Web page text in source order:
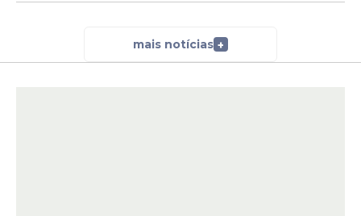
mais notícias +